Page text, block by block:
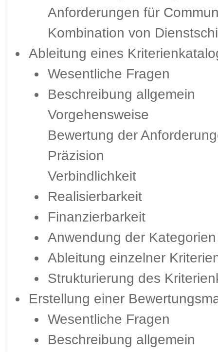
Anforderungen für
Kombination von
Ableitung eines
Wesentliche Fragen
Beschreibung allgemein
Vorgehensweise
Bewertung der
Präzision
Verbindlichkeit
Realisierbarkeit
Finanzierbarkeit
Anwendung der
Ableitung einzelner
Strukturierung des
Erstellung einer
Wesentliche Fragen
Beschreibung allgemein